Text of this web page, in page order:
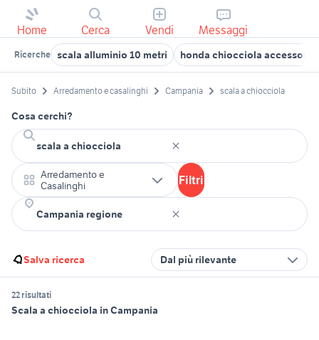
Home Cerca Vendi Messaggi
Ricerche scala alluminio 10 metri honda chiocciola accessori
Subito Arredamento e casalinghi Campania scala a chiocciola
Cosa cerchi?
Arredamento e
Casalinghi
Filtri
Salva ricerca Dal più rilevante
22 risultati
Scala a chiocciola in Campania